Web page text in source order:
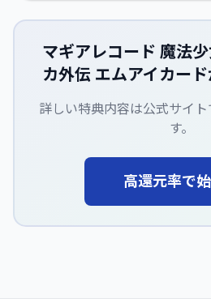
マギアレコード 魔法
カ外伝 エムアイカード
詳しい特典内容は公式サイ
す。
高還元率で